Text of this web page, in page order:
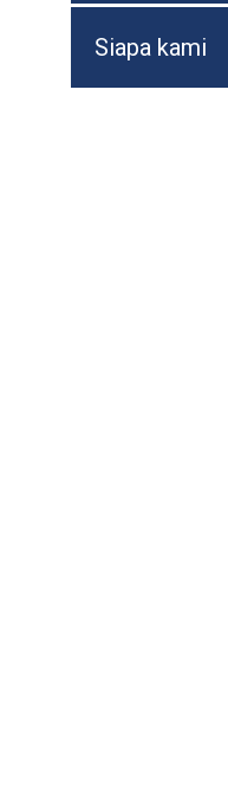
Siapa kami